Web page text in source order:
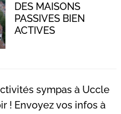
DES MAISONS
PASSIVES BIEN
ACTIVES
sympas à Uccle
! Envoyez vos infos à